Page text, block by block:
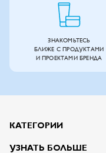
ЗНАКОМЬТЕСЬ
БЛИЖЕ С ПРОДУКТАМИ
И ПРОЕКТАМИ БРЕНДА
КАТЕГОРИИ
УЗНАТЬ БОЛЬШЕ